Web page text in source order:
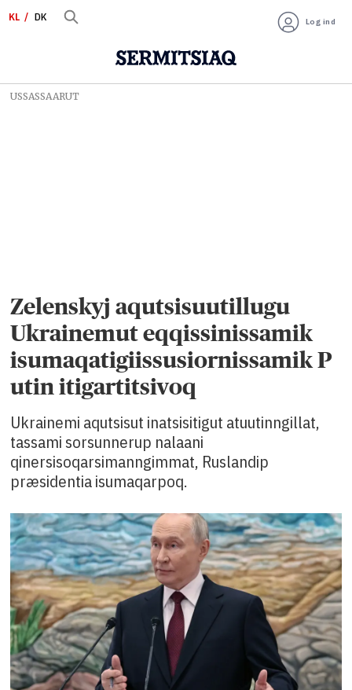
KL DK Log ind
USSASSAARUT
Zelenskyj aqutsisuutillugu
Ukrainemut eqqissinissamik
isumaqatigiissusiornissamik P
utin itigartitsivoq
Ukrainemi aqutsisut inatsisitigut atuutinngillat,
tassami sorsunnerup nalaani
qinersisoqarsimanngimmat, Ruslandip
præsidentia isumaqarpoq.